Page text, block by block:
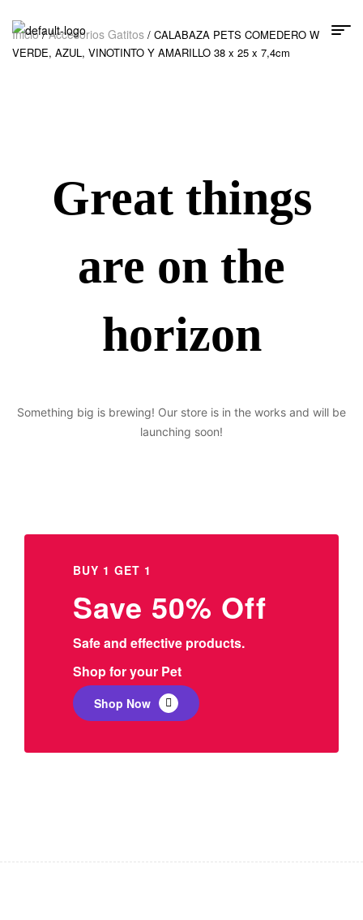
Inicio/Accesorios Gatitos / CALABAZA PETS COMEDERO W
VERDE, AZUL, VINOTINTO Y AMARILLO 38 x 25 x 7,4cm
Great things
are on the
horizon
Something big is brewing! Our store is in the works and will be
launching soon!
BUY 1 GET 1
Save 50% Off
Safe and effective products.
Shop for your Pet
Shop Now